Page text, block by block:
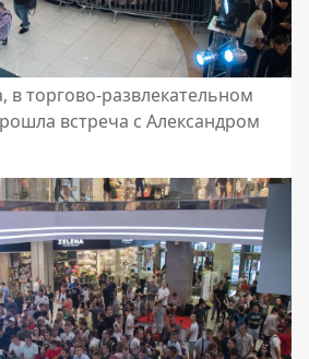
в торгово-развлекательном
встреча с Александром